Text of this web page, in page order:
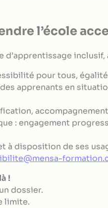
l’école
d’apprentissage
pour tous,
apprenants en
: engagement
à disposition de ses
!
dossier.
limite.